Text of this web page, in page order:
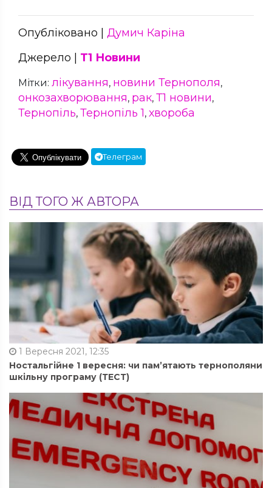
Опубліковано | Думич Каріна
Джерело | Т1 Новини
Мітки: лікування, новини Тернополя,
онкозахворювання, рак, Т1 новини,
Тернопіль, Тернопіль 1, хвороба
Телеграм
ВІД ТОГО Ж АВТОРА
1 Вересня 2021, 12:35
Ностальгійне 1 вересня: чи пам’ятають тернополяни
шкільну програму (ТЕСТ)